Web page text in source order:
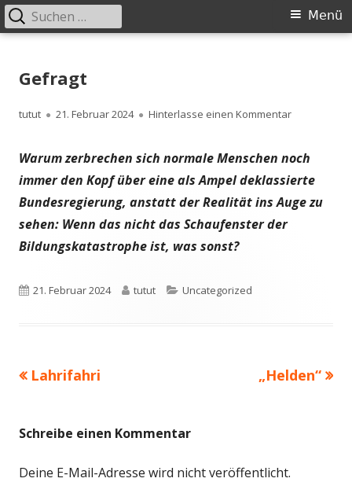
zum
Primäres
Menü
Suchen
nach:
Gefragt
Autor
tutut
Veröffentlicht
21. Februar 2024 Hinterlasse einen Kommentarzu Gefragt
Warum zerbrechen sich normale Menschen noch
immer den Kopf über eine als Ampel deklassierte
Bundesregierung, anstatt der Realität ins Auge zu
sehen: Wenn das nicht das Schaufenster der
Bildungskatastrophe ist, was sonst?
Veröffentlicht
21. Februar 2024 Autor
tutut Kategorien
Uncategorized
Beitragsnavigation
Vorheriger
Lahrifahri
Nächster
„Helden“
Schreibe einen Kommentar
Deine E-Mail-Adresse wird nicht veröffentlicht.